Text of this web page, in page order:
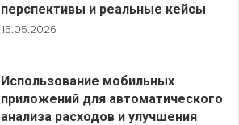
перспективы и реальные кейсы
15.05.2026
Использование мобильных
приложений для автоматического
анализа расходов и улучшения